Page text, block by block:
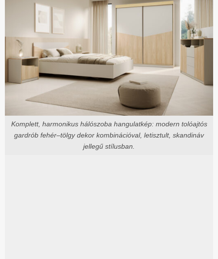
Komplett, harmonikus hálószoba hangulatkép: modern tolóajtós
gardrób fehér–tölgy dekor kombinációval, letisztult, skandináv
jellegű stílusban.